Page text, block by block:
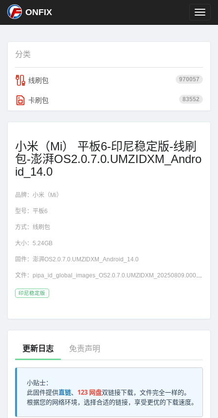
ONFIX
分类
970057
线刷包
83552
卡刷包
小米（Mi） 平板6-印尼稳定版-线刷
包-澎湃OS2.0.7.0.UMZIDXM_Andro
id_14.0
品牌： 小米（Mi）
型号： 平板6
方式： 线刷包
大小： 5.24GB
固件： 澎湃OS2.0.7.0.UMZIDXM_Android_14.0
文件： pipa_id_global_images_OS2.0.7.0.UMZIDXM_20250809.0000.00_14.0_id_4bbccb31e4.tgz
印尼稳定版
更新日志 免责声明
小贴士：
此固件提供直链、 123 网盘双链接下载，文件完全一样的。
根据您的网络环境，选择合适的链接，享受更优的下载速度。